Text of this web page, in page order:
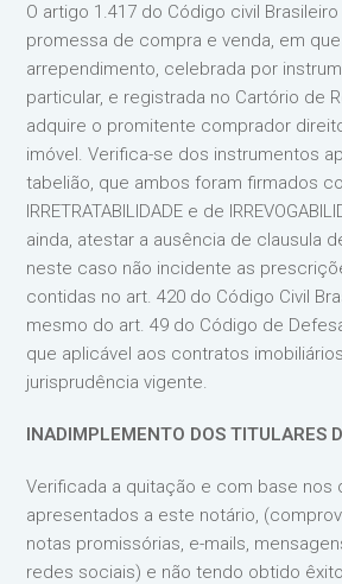
O artigo 1.417 do Código civil
promessa de compra e venda, em
arrependimento, celebrada por
particular, e registrada no Cartório de
adquire o promitente comprador
imóvel. Verifica-se dos instrumentos
tabelião, que ambos foram firmados
IRRETRATABILIDADE e de
ainda, atestar a ausência de clausula de
neste caso não incidente as
contidas no art. 420 do Código Civil
mesmo do art. 49 do Código de
que aplicável aos contratos
jurisprudência vigente.
INADIMPLEMENTO DOS TITULARES
Verificada a quitação e com base nos
apresentados a este notário,
notas promissórias, e-mails,
redes sociais) e não tendo obtido